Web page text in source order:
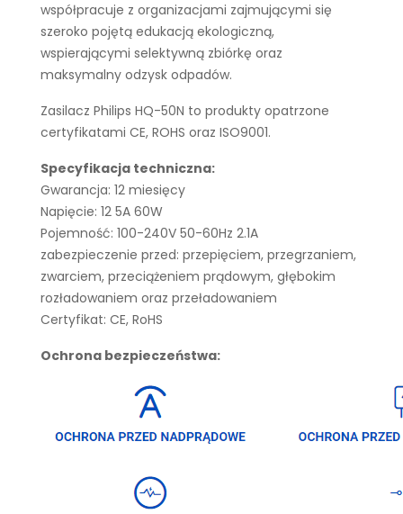
współpracuje z organizacjami zajmującymi się
szeroko pojętą edukacją ekologiczną,
wspierającymi selektywną zbiórkę oraz
maksymalny odzysk odpadów.
Zasilacz Philips HQ-50N to produkty opatrzone
certyfikatami CE, ROHS oraz ISO9001.
Specyfikacja techniczna:
Gwarancja: 12 miesięcy
Napięcie: 12 5A 60W
Pojemność: 100-240V 50-60Hz 2.1A
zabezpieczenie przed: przepięciem, przegrzaniem,
zwarciem, przeciążeniem prądowym, głębokim
rozładowaniem oraz przeładowaniem
Certyfikat: CE, RoHS
Ochrona bezpieczeństwa: